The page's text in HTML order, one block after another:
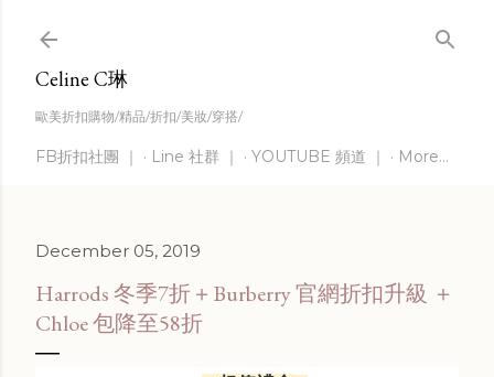
Celine C琳
歐美折扣購物/精品/折扣/美妝/穿搭/
FB折扣社團 ｜ Line 社群 ｜ YOUTUBE 頻道 ｜ More…
December 05, 2019
Harrods 冬季7折＋Burberry 官網折扣升級 ＋
Chloe 包降至58折